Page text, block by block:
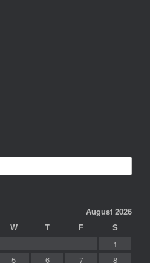
August 2026
W T F
S
1
5 6 7 8